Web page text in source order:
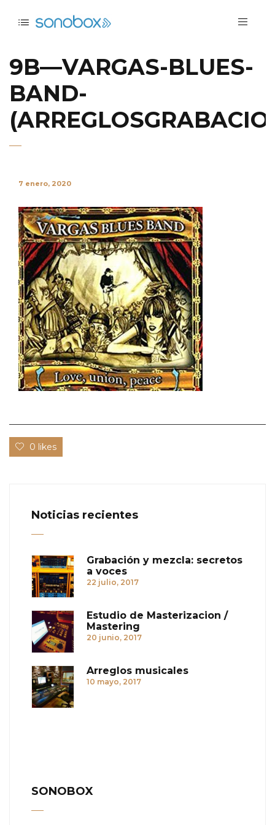
9B—VARGAS-BLUES-
BAND-
7 enero, 2020
0 likes
Noticias recientes
Grabación y mezcla: secretos
a voces
22 julio, 2017
Estudio de Masterizacion /
Mastering
20 junio, 2017
Arreglos musicales
10 mayo, 2017
SONOBOX